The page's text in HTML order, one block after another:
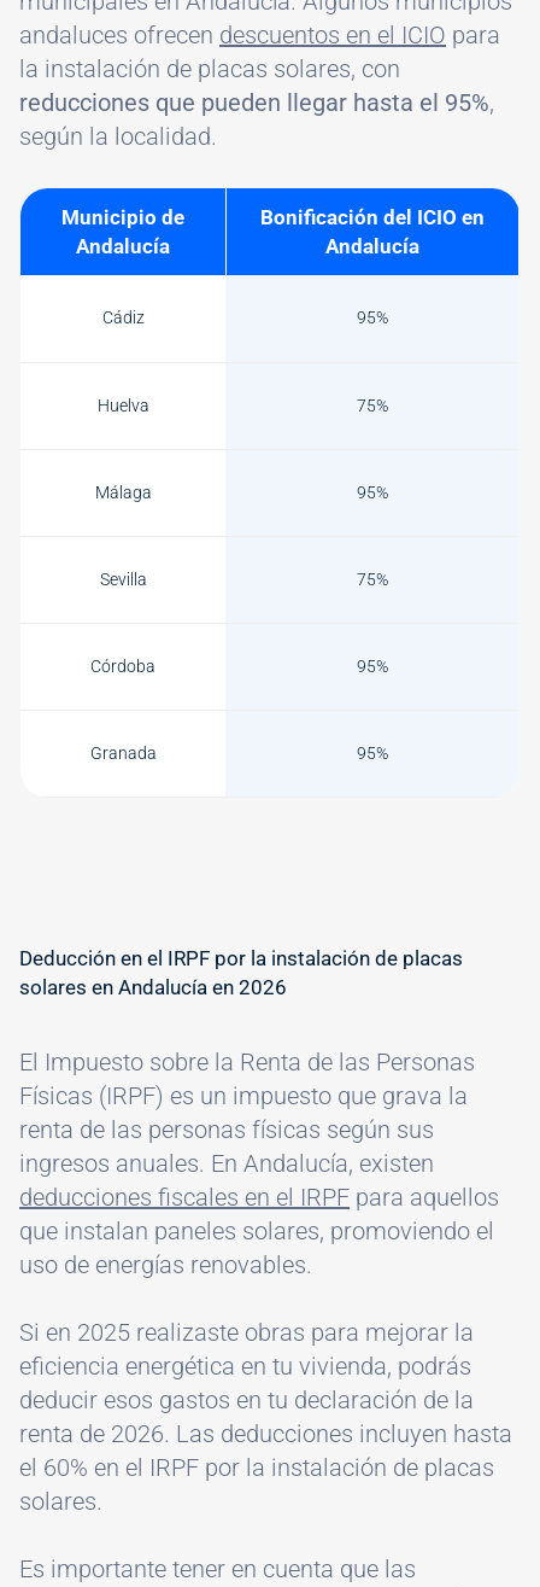
andaluces ofrecen descuentos en el ICIO para
la instalación de placas solares, con
reducciones que pueden llegar hasta el 95%,
según la localidad.
Municipio de
Andalucía
Bonificación del ICIO en
Andalucía
Cádiz 95%
Huelva 75%
Málaga 95%
Sevilla 75%
Córdoba 95%
Granada 95%
Deducción en el IRPF por la instalación de placas
solares en Andalucía en 2026
El Impuesto sobre la Renta de las Personas
Físicas (IRPF) es un impuesto que grava la
renta de las personas físicas según sus
ingresos anuales. En Andalucía, existen
deducciones fiscales en el IRPF para aquellos
que instalan paneles solares, promoviendo el
uso de energías renovables.
Si en 2025 realizaste obras para mejorar la
eficiencia energética en tu vivienda, podrás
deducir esos gastos en tu declaración de la
renta de 2026. Las deducciones incluyen hasta
el 60% en el IRPF por la instalación de placas
solares.
Es importante tener en cuenta que las